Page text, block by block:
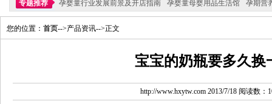
专题推荐
孕婴童行业发展前景及开店指南 孕婴童母婴用品生活馆 孕期营
您的位置： 首页-->产品资讯-->正文
宝宝的奶瓶要多久换
http://www.hxytw.com 2013/7/18 阅读数：